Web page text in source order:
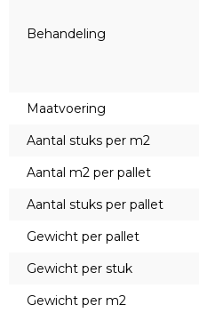
Behandeling
Maatvoering
Aantal stuks per m2
Aantal m2 per pallet
Aantal stuks per pallet
Gewicht per pallet
Gewicht per stuk
Gewicht per m2